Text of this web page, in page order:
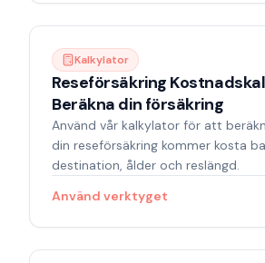
Kalkylator
Reseförsäkring
Beräkna din försäkring
Använd vår kalkylator för att
din reseförsäkring kommer kosta
destination, ålder och reslängd.
Använd verktyget